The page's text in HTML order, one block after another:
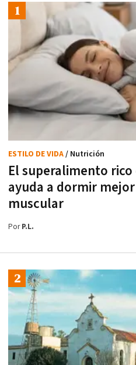
El superalimento
ayuda a dormir
muscular
ESTILO DE VIDA/ Nutrición
PorP.L.